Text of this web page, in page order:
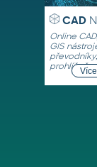
CAD
Online
GIS
převodníky,
prohlížeče